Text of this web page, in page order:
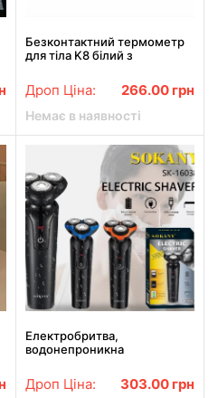
Безконтактний термометр
для тіла K8 білий з
Дроп Ціна: 266.00 грн
Немає в наявності
Електробритва,
водонепроникна
акумуляторна Sokany SK-
16038
Дроп Ціна: 303.00 грн